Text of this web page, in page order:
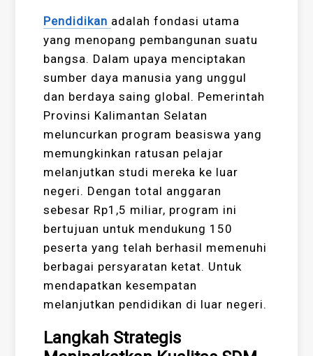
Pendidikan adalah fondasi utama
yang menopang pembangunan suatu
bangsa. Dalam upaya menciptakan
sumber daya manusia yang unggul
dan berdaya saing global. Pemerintah
Provinsi Kalimantan Selatan
meluncurkan program beasiswa yang
memungkinkan ratusan pelajar
melanjutkan studi mereka ke luar
negeri. Dengan total anggaran
sebesar Rp1,5 miliar, program ini
bertujuan untuk mendukung 150
peserta yang telah berhasil memenuhi
berbagai persyaratan ketat. Untuk
mendapatkan kesempatan
melanjutkan pendidikan di luar negeri.
Langkah Strategis